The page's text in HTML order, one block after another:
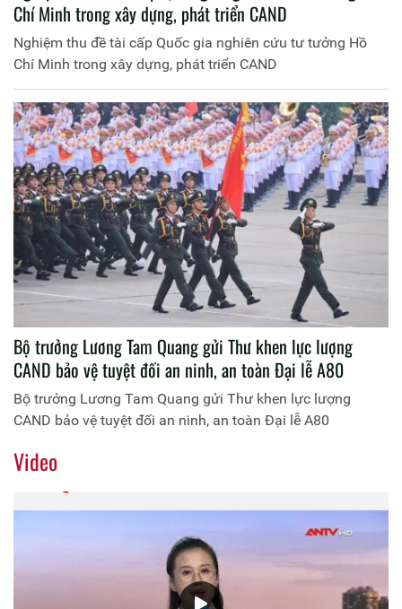
Chí Minh trong xây dựng, phát triển CAND
Nghiệm thu đề tài cấp Quốc gia nghiên cứu tư tưởng Hồ
Chí Minh trong xây dựng, phát triển CAND
Bộ trưởng Lương Tam Quang gửi Thư khen lực lượng
CAND bảo vệ tuyệt đối an ninh, an toàn Đại lễ A80
Bộ trưởng Lương Tam Quang gửi Thư khen lực lượng
CAND bảo vệ tuyệt đối an ninh, an toàn Đại lễ A80
Video